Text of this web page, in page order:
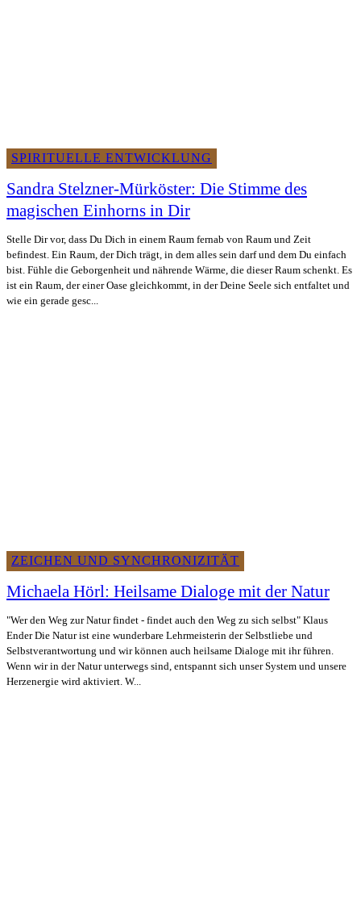
SPIRITUELLE ENTWICKLUNG
Sandra Stelzner-Mürköster: Die Stimme des
magischen Einhorns in Dir
Stelle Dir vor, dass Du Dich in einem Raum fernab von Raum und Zeit
befindest. Ein Raum, der Dich trägt, in dem alles sein darf und dem Du einfach
bist. Fühle die Geborgenheit und nährende Wärme, die dieser Raum schenkt. Es
ist ein Raum, der einer Oase gleichkommt, in der Deine Seele sich entfaltet und
wie ein gerade gesc...
ZEICHEN UND SYNCHRONIZITÄT
Michaela Hörl: Heilsame Dialoge mit der Natur
"Wer den Weg zur Natur findet - findet auch den Weg zu sich selbst" Klaus
Ender Die Natur ist eine wunderbare Lehrmeisterin der Selbstliebe und
Selbstverantwortung und wir können auch heilsame Dialoge mit ihr führen.
Wenn wir in der Natur unterwegs sind, entspannt sich unser System und unsere
Herzenergie wird aktiviert. W...